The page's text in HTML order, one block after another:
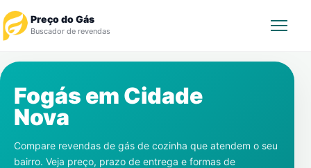
Preço do Gás
Buscador de revendas
Revendedor
Notícias
Fogás em Cidade
Nova
Compare revendas de gás de cozinha que atendem o seu
bairro. Veja preço, prazo de entrega e formas de